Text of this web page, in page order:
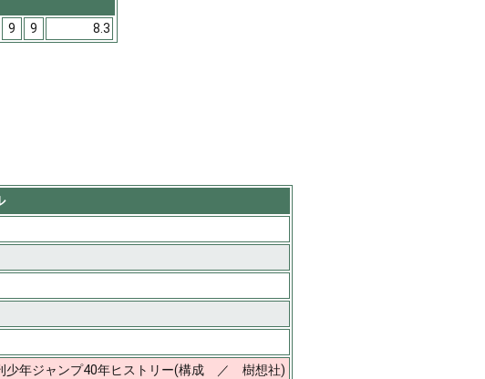
9 9 8.3
年ジャンプ40年ヒストリー(構成 ／ 樹想社)